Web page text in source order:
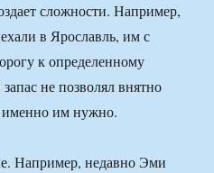
сложности. Например,
в Ярославль, им с
к определенному
не позволял внятно
именно им нужно.
Например, недавно Эми